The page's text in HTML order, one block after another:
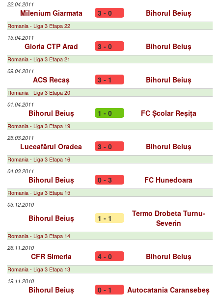
22.04.2011
Milenium Giarmata 3 - 0 Bihorul Beiuș
Romania - Liga 3 Etapa 22
15.04.2011
Gloria CTP Arad 3 - 0 Bihorul Beiuș
Romania - Liga 3 Etapa 21
09.04.2011
ACS Recaș 3 - 1 Bihorul Beiuș
Romania - Liga 3 Etapa 20
01.04.2011
Bihorul Beiuș 1 - 0 FC Școlar Reșița
Romania - Liga 3 Etapa 19
25.03.2011
Luceafărul Oradea 3 - 0 Bihorul Beiuș
Romania - Liga 3 Etapa 16
04.03.2011
Bihorul Beiuș 0 - 3 FC Hunedoara
Romania - Liga 3 Etapa 15
03.12.2010
Bihorul Beiuș 1 - 1
Termo Drobeta Turnu-
Severin
Romania - Liga 3 Etapa 14
26.11.2010
CFR Simeria 4 - 0 Bihorul Beiuș
Romania - Liga 3 Etapa 13
19.11.2010
Bihorul Beiuș 0 - 1 Autocatania Caransebeș